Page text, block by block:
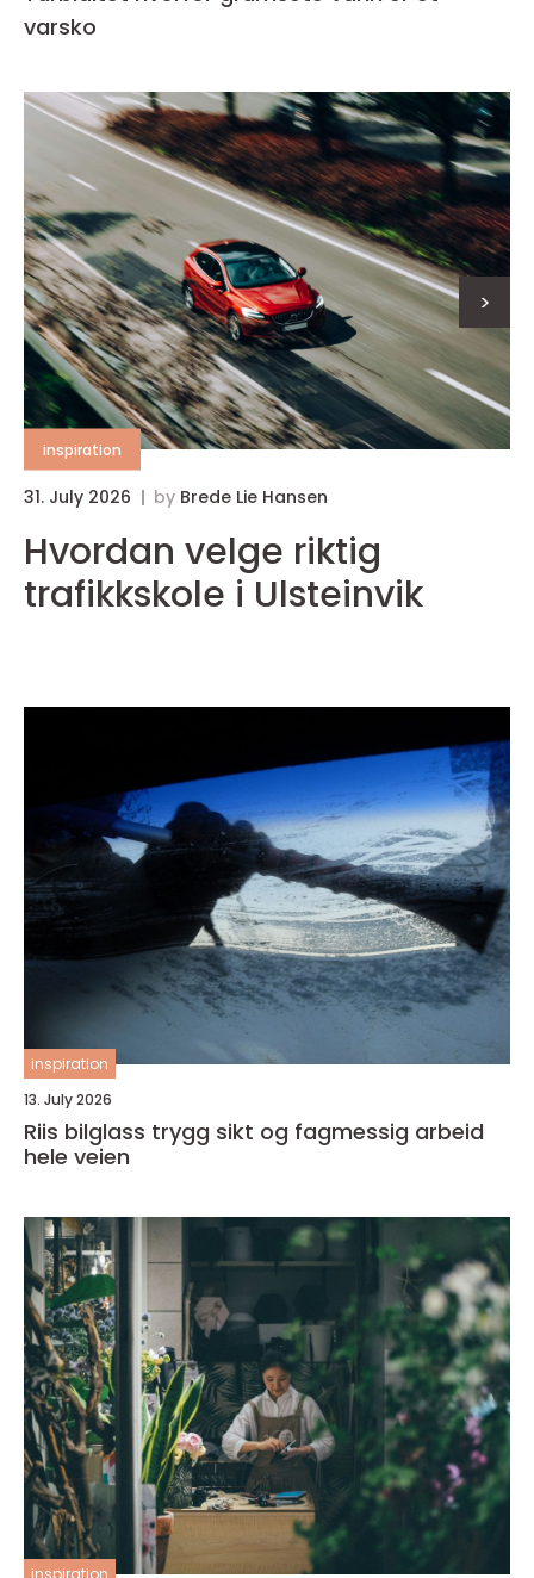
varsko
inspiration
31. July 2026 by Brede Lie Hansen
Hvordan velge riktig
trafikkskole i Ulsteinvik
>
inspiration
13. July 2026
Riis bilglass trygg sikt og fagmessig arbeid
hele veien
inspiration